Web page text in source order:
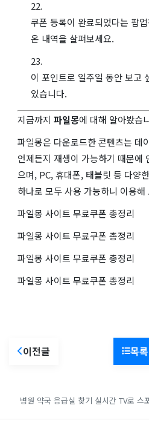
쿠폰 등록이 완료되었다는 팝
온 내역을 살펴보세요.
이 포인트로 일주일 동안 보고
있습니다.
지금까지 파일몽에 대해 알아봤습
파일몽은 다운로드한 콘텐츠는 데
언제든지 재생이 가능하기 때문에
으며, PC, 휴대폰, 태블릿 등 다양
하나로 모두 사용 가능하니 이용해
파일몽 사이트 무료쿠폰 총정리
파일몽 사이트 무료쿠폰 총정리
파일몽 사이트 무료쿠폰 총정리
파일몽 사이트 무료쿠폰 총정리
이전글 목록
병원 약국 응급실 찾기 실시간 TV로 스